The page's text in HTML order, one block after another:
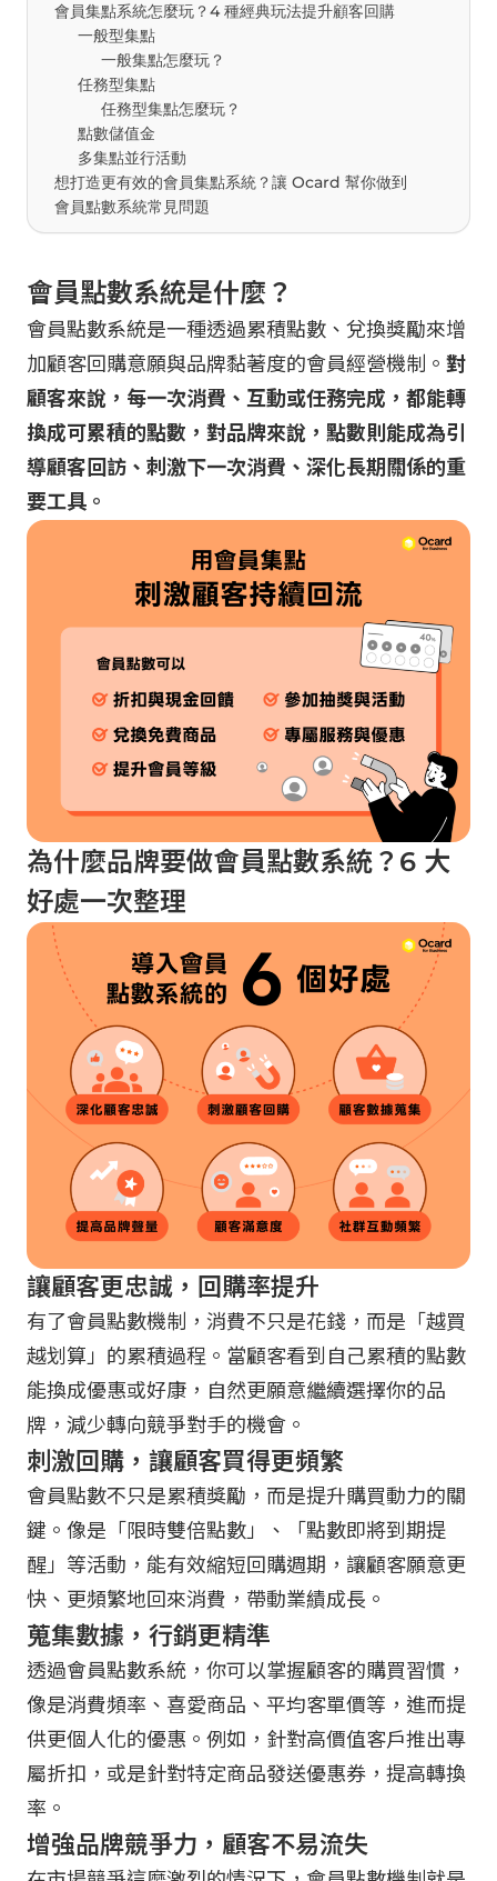
會員集點系統怎麼玩？4 種經典玩法提升顧客回購
一般型集點
一般集點怎麼玩？
任務型集點
任務型集點怎麼玩？
點數儲值金
多集點並行活動
想打造更有效的會員集點系統？讓 Ocard 幫你做到
會員點數系統常見問題
會員點數系統是什麼？
會員點數系統是一種透過累積點數、兌換獎勵來增
加顧客回購意願與品牌黏著度的會員經營機制。 對
顧客來說，每一次消費、互動或任務完成，都能轉
換成可累積的點數，對品牌來說，點數則能成為引
導顧客回訪、刺激下一次消費、深化長期關係的重
要工具。
為什麼品牌要做會員點數系統？6 大
好處一次整理
讓顧客更忠誠，回購率提升
有了會員點數機制，消費不只是花錢，而是「越買
越划算」的累積過程。當顧客看到自己累積的點數
能換成優惠或好康，自然更願意繼續選擇你的品
牌，減少轉向競爭對手的機會。
刺激回購，讓顧客買得更頻繁
會員點數不只是累積獎勵，而是提升購買動力的關
鍵。像是「限時雙倍點數」、「點數即將到期提
醒」等活動，能有效縮短回購週期，讓顧客願意更
快、更頻繁地回來消費，帶動業績成長。
蒐集數據，行銷更精準
透過會員點數系統，你可以掌握顧客的購買習慣，
像是消費頻率、喜愛商品、平均客單價等，進而提
供更個人化的優惠。例如，針對高價值客戶推出專
屬折扣，或是針對特定商品發送優惠券，提高轉換
率。
增強品牌競爭力，顧客不易流失